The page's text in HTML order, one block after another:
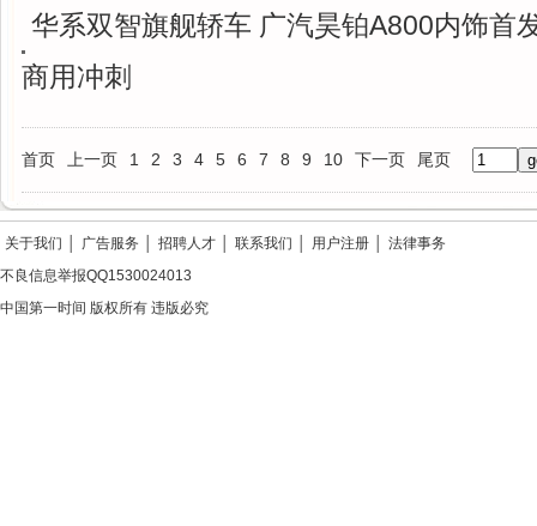
华系双智旗舰轿车 广汽昊铂A800内饰首
商用冲刺
首页 上一页 1 2 3 4 5 6 7 8 9 10 下一页 尾页
关于我们 广告服务 招聘人才 联系我们 用户注册
法律事务
不良信息举报QQ1530024013
中国第一时间 版权所有 违版必究